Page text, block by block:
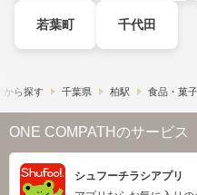
若葉町 千代田
から探す 千葉県 柏駅 食品・菓
ONE COMPATHのサービス
シュフーチラシアプリ